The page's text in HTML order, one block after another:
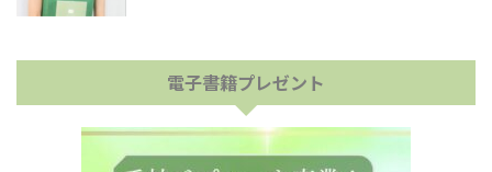
電子書籍プレゼント